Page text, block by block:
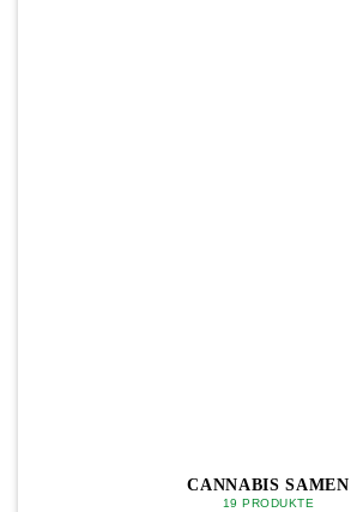
CANNABIS SAMEN
19 PRODUKTE